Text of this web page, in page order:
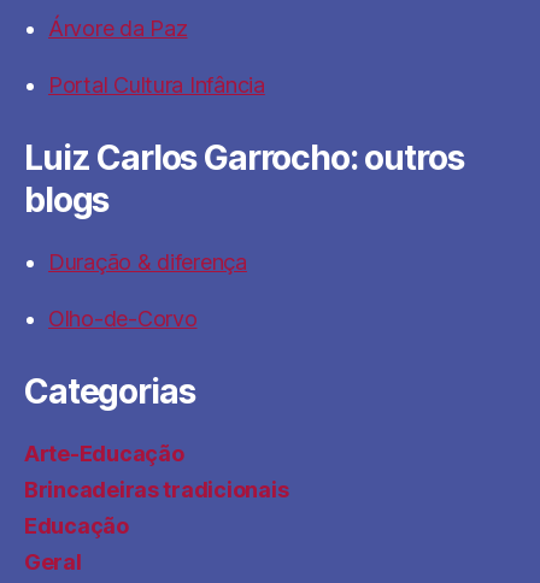
Árvore da Paz
Portal Cultura Infância
Luiz Carlos Garrocho: outros
blogs
Duração & diferença
Olho-de-Corvo
Categorias
Arte-Educação
Brincadeiras tradicionais
Educação
Geral